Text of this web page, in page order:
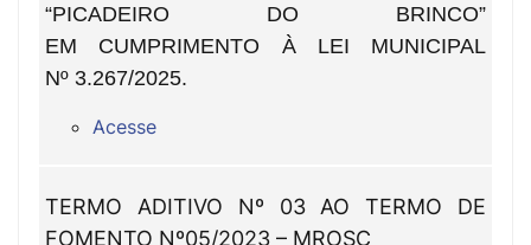
“PICADEIRO DO BRINCO”
EM CUMPRIMENTO À LEI MUNICIPAL
Nº 3.267/2025.
Acesse
TERMO ADITIVO Nº 03 AO TERMO DE
FOMENTO Nº05/2023 – MROSC